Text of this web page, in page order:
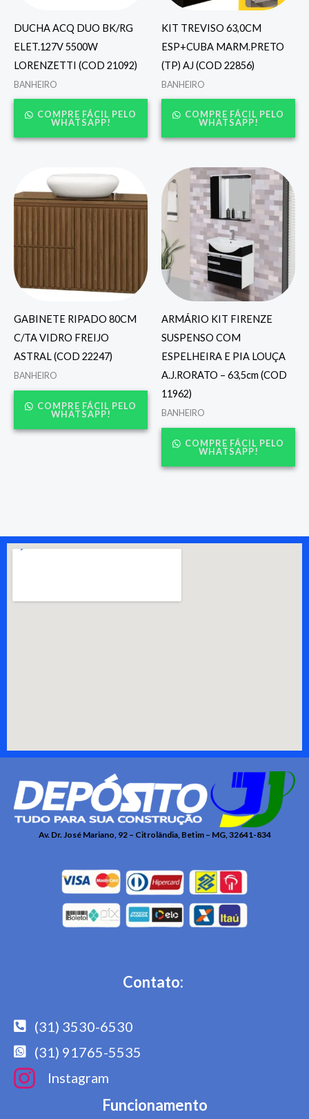
DUCHA ACQ DUO BK/RG
ELET.127V 5500W
LORENZETTI (COD 21092)
BANHEIRO
COMPRE FÁCIL PELO
WHATSAPP!
KIT TREVISO 63,0CM
ESP+CUBA MARM.PRETO
(TP) AJ (COD 22856)
BANHEIRO
COMPRE FÁCIL PELO
WHATSAPP!
GABINETE RIPADO 80CM
C/TA VIDRO FREIJO
ASTRAL (COD 22247)
BANHEIRO
COMPRE FÁCIL PELO
WHATSAPP!
ARMÁRIO KIT FIRENZE
SUSPENSO COM
ESPELHEIRA E PIA LOUÇA
A.J.RORATO – 63,5cm (COD
11962)
BANHEIRO
COMPRE FÁCIL PELO
WHATSAPP!
Av. Dr. José Mariano, 92 – Citrolândia, Betim – MG, 32641-834
Contato:
(31) 3530-6530
(31) 91765-5535
Instagram
Funcionamento